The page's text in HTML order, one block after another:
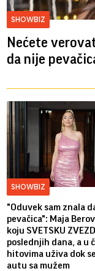
SHOWBIZ
Nećete
da nije
SHOWBIZ
"Oduvek sam znala
pevačica": Maja
koju SVETSKU
poslednjih dana, a u
hitovima uživa dok
autu sa mužem